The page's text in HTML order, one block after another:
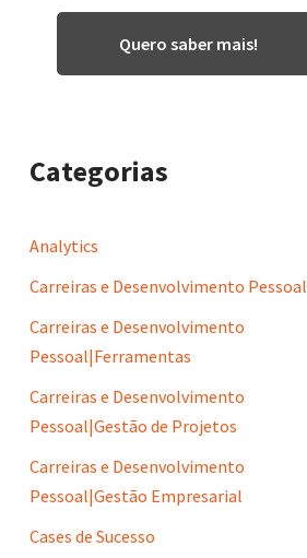
Quero saber mais!
Categorias
Analytics
Carreiras e Desenvolvimento Pessoal
Carreiras e Desenvolvimento
Pessoal|Ferramentas
Carreiras e Desenvolvimento
Pessoal|Gestão de Projetos
Carreiras e Desenvolvimento
Pessoal|Gestão Empresarial
Cases de Sucesso